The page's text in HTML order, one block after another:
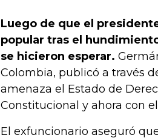
Luego de que el
popular tras el
se hicieron esperar.
Colombia, publicó a través
amenaza el Estado de
Constitucional y ahora con
El exfuncionario aseguró